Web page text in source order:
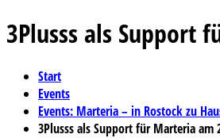
3Plusss als Support
Start
Events
Events: Marteria – in Rostock zu
3Plusss als Support für Marteria am